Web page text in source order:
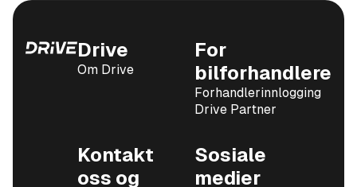
Drive
Om Drive
For
bilforhandlere
Forhandlerinnlogging
Drive Partner
Kontakt
oss og
Sosiale
medier